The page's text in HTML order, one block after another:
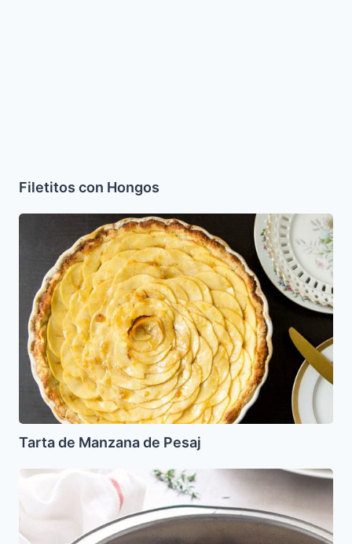
Filetitos con Hongos
Tarta
Manzana
Pesaj
Tarta de Manzana de Pesaj
Maude